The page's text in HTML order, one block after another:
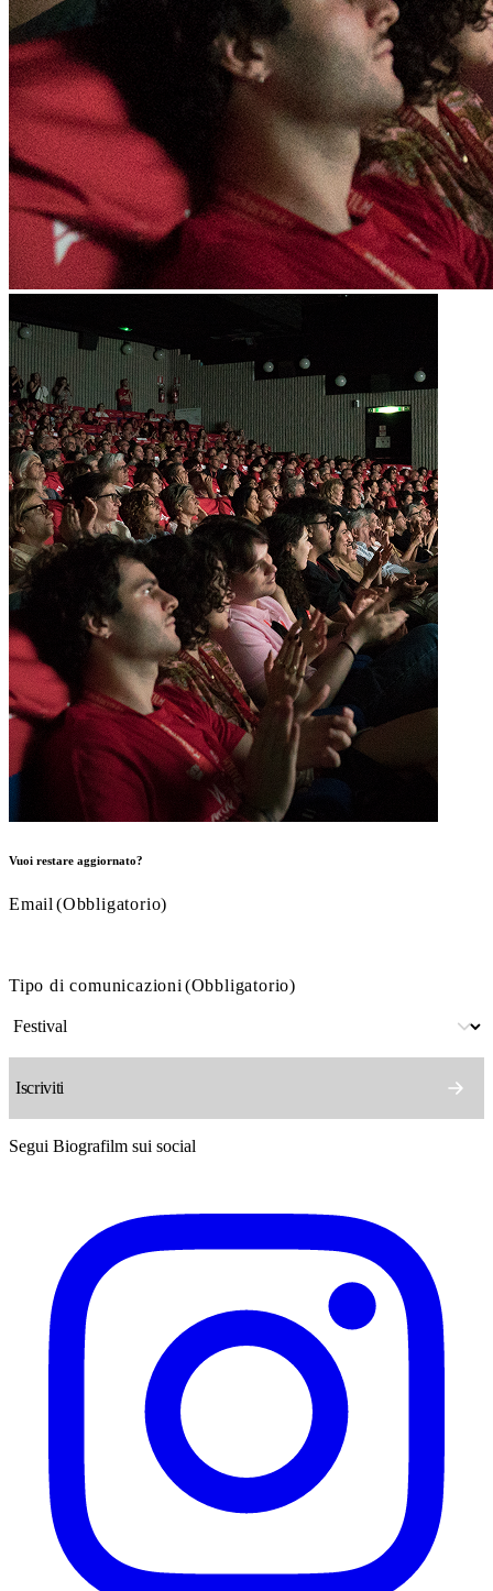
Vuoi restare aggiornato?
Email (Obbligatorio)
Tipo di comunicazioni (Obbligatorio)
Segui Biografilm sui social